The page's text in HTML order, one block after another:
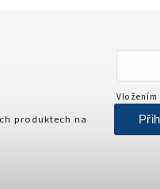
produktech na